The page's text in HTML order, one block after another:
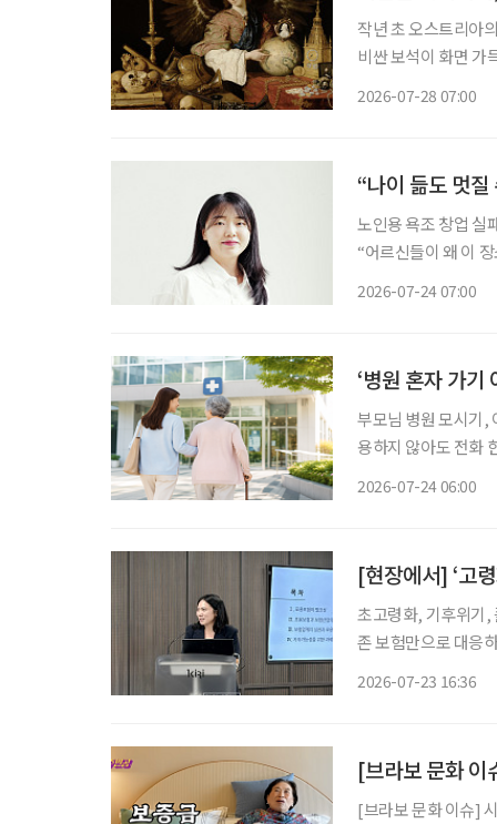
작년 초 오스트리아
비싼 보석이 화면 가
2026-07-28 07:00
“나이 듦도 멋
노인용 욕조 창업 실
“어르신들이 왜 이 장소에 나와 계신
2026-07-24 07:00
‘병원 혼자 가기
부모님 병원 모시기, 이제는 혼자 고
용하지 않아도 전화
2026-07-24 06:00
[현장에서] ‘고
초고령화, 기후위기,
존 보험만으로 대응
2026-07-23 16:36
[브라보 문화
[브라보 문화 이슈]